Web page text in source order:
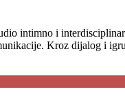
intimno i
Kroz dijalog i